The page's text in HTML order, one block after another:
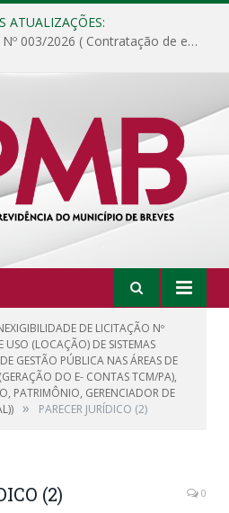
ATUALIZAÇÕES:
DISPENSA DE LICITAÇÃO Nº 003/2026 ( Contratação de empresa para fornecimento de gêneros alimentícios não perecíveis, materiais de expediente, descartáveis, copa e cozinha, para análise e posterior publicação.)
DE LICITAÇÃO Nº
(LOCAÇÃO) DE SISTEMAS
GESTÃO PÚBLICA NAS ÁREAS DE
DO E- CONTAS TCM/PA),
PATRIMÔNIO, GERENCIADOR DE
» PARECER JURÍDICO (2)
(2) 0